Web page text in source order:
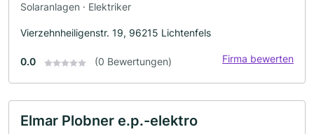
Solaranlagen · Elektriker
Vierzehnheiligenstr. 19, 96215 Lichtenfels
0.0 (0 Bewertungen) Firma bewerten
Elmar Plobner e.p.-elektro